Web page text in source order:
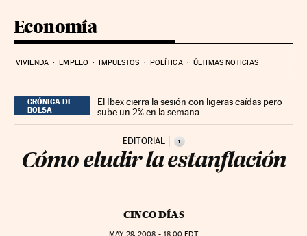
Economía
VIVIENDA EMPLEO IMPUESTOS POLÍTICA ÚLTIMAS NOTICIAS
CRÓNICA DE
BOLSA
El Ibex cierra la sesión con ligeras caídas pero
sube un 2% en la semana
EDITORIAL i
Cómo eludir la estanflación
CINCO DÍAS
MAY29, 2008 - 18:00 EDT